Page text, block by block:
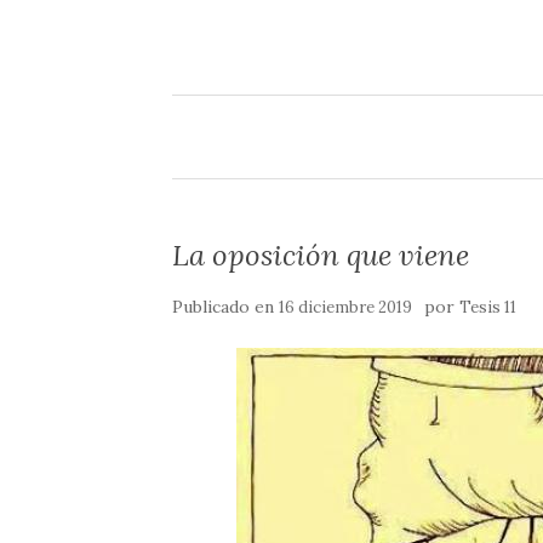
La oposición que viene
Publicado en 16 diciembre 2019 por Tesis 11